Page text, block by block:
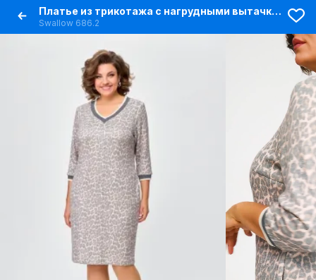
Платье из трикотажа с нагрудными вытачками и карманами
Swallow 686.2